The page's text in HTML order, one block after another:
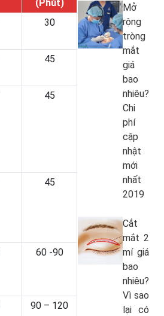
(Phút)
30
45
45
45
60 -90
90 – 120
Mở
rộng
tròng
mắt
giá
bao
nhiêu?
Chi
phí
cập
nhật
mới
nhất
2019
Cắt
mắt 2
mí giá
bao
nhiêu?
Vì sao
lại có